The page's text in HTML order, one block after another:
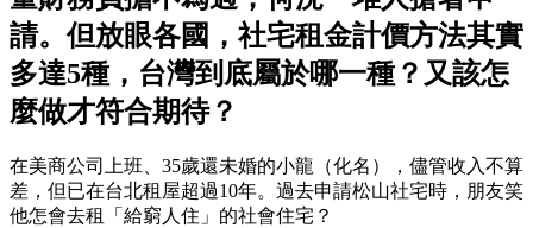
請。但放眼各國，社宅租金計價方法其實
多達5種，台灣到底屬於哪一種？又該怎
麼做才符合期待？
在美商公司上班、35歲還未婚的小龍（化名），儘管收入不算
差，但已在台北租屋超過10年。過去申請松山社宅時，朋友笑
他怎會去租「給窮人住」的社會住宅？